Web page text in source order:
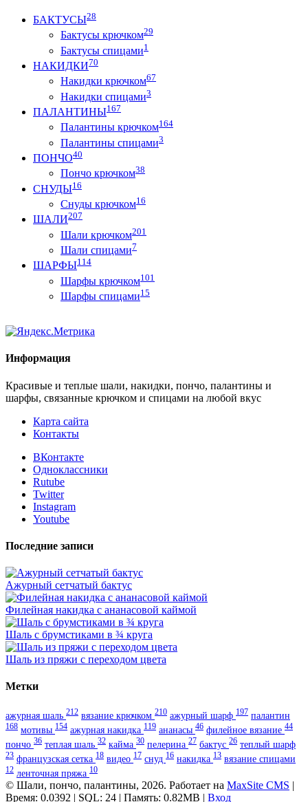
БАКТУСЫ28
Бактусы крючком29
Бактусы спицами1
НАКИДКИ70
Накидки крючком67
Накидки спицами3
ПАЛАНТИНЫ167
Палантины крючком164
Палантины спицами3
ПОНЧО40
Пончо крючком38
СНУДЫ16
Снуды крючком16
ШАЛИ207
Шали крючком201
Шали спицами7
ШАРФЫ114
Шарфы крючком101
Шарфы спицами15
Информация
Красивые и теплые шали, накидки, пончо, палантины и
шарфы, связанные крючком и спицами на любой вкус
Карта сайта
Контакты
ВКонтакте
Одноклассники
Rutube
Twitter
Instagram
Youtube
Последние записи
Ажурный сетчатый бактус
Филейная накидка с ананасовой каймой
Шаль с брумстиками в ¾ круга
Шаль из пряжи с переходом цвета
Метки
ажурная шаль 212 вязание крючком 210 ажурный шарф 197 палантин
168 мотивы 154 ажурная накидка 119 ананасы 46 филейное вязание 44
пончо 36 теплая шаль 32 кайма 30 пелерина 27 бактус 26 теплый шарф
23 французская сетка 18 видео 17 снуд 16 накидка 13 вязание спицами
12 ленточная пряжа 10
© Шали, пончо, палантины, 2026. Работает на MaxSite CMS |
Время: 0.0392 | SQL: 24 | Память: 0.82MB | Вход